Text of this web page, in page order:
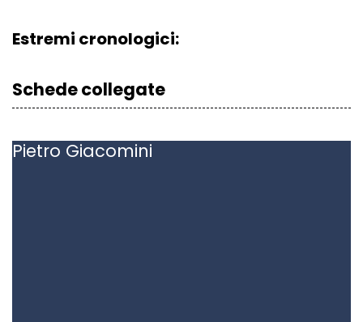
Estremi cronologici:
Schede collegate
Pietro Giacomini